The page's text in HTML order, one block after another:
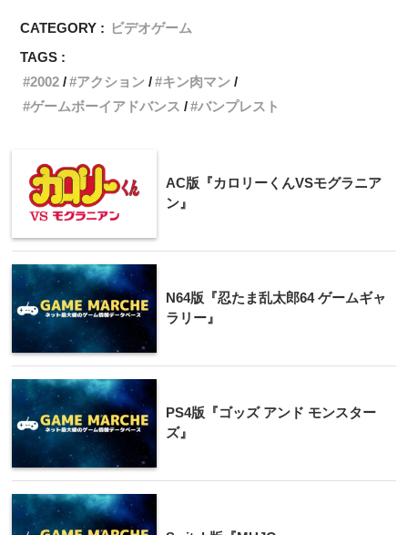
CATEGORY : ビデオゲーム
TAGS :
2002
アクション
キン肉マン
ゲームボーイアドバンス
バンプレスト
AC版『カロリーくんVSモグラニア
ン』
N64版『忍たま乱太郎64 ゲームギャ
ラリー』
PS4版『ゴッズ アンド モンスター
ズ』